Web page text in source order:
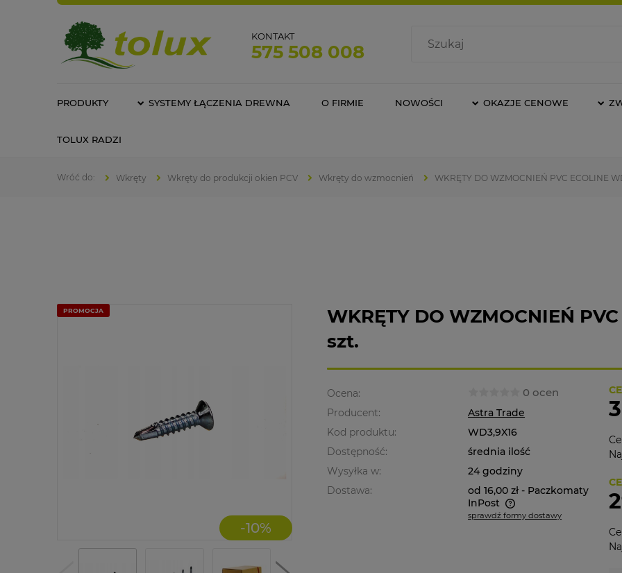
KONTAKT
575 508 008
PRODUKTY SYSTEMY ŁĄCZENIA DREWNA O FIRMIE NOWOŚCI OKAZJE CENOWE
TOLUX RADZI
Wkręty Wkręty do produkcji okien PCV Wkręty do wzmocnień WKRĘTY DO WZMOCNIEŃ PVC ECOLINE
WKRĘTY DO WZMOCNIEŃ
szt.
PROMOCJA
-10%
Ocena: 0 ocen
Producent:
Astra Trade
Kod produktu:
WD3,9X16
Dostępność:
średnia ilość
Wysyłka w:
24 godziny
Dostawa:
od 16,00 zł - Paczkomaty
InPost
sprawdź formy dostawy